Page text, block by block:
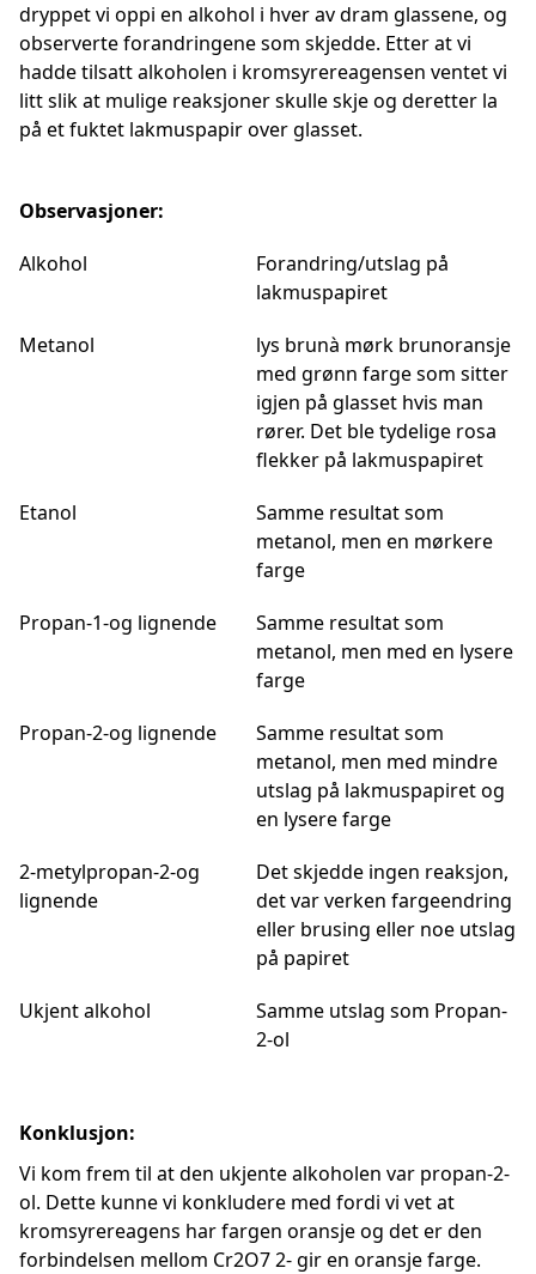
dryppet vi oppi en alkohol i hver av dram glassene, og
observerte forandringene som skjedde. Etter at vi
hadde tilsatt alkoholen i kromsyrereagensen ventet vi
litt slik at mulige reaksjoner skulle skje og deretter la
på et fuktet lakmuspapir over glasset.
Observasjoner:
Alkohol
Forandring/utslag på
lakmuspapiret
Metanol
lys brunà mørk brunoransje
med grønn farge som sitter
igjen på glasset hvis man
rører. Det ble tydelige rosa
flekker på lakmuspapiret
Etanol
Samme resultat som
metanol, men en mørkere
farge
Propan-1-og lignende
Samme resultat som
metanol, men med en lysere
farge
Propan-2-og lignende
Samme resultat som
metanol, men med mindre
utslag på lakmuspapiret og
en lysere farge
2-metylpropan-2-og
lignende
Det skjedde ingen reaksjon,
det var verken fargeendring
eller brusing eller noe utslag
på papiret
Ukjent alkohol
Samme utslag som Propan-
2-ol
Konklusjon:
Vi kom frem til at den ukjente alkoholen var propan-2-
ol. Dette kunne vi konkludere med fordi vi vet at
kromsyrereagens har fargen oransje og det er den
forbindelsen mellom Cr2O7 2- gir en oransje farge.